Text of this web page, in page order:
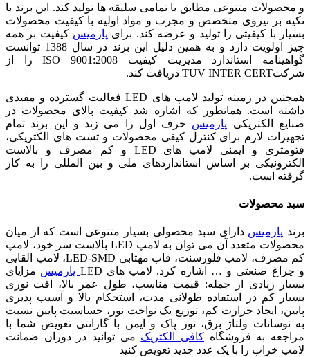
و محصولات متنوعی مطابق با تمامی سلیقه ها تولید کند. این برند با
تکیه بر نیروی متخصص و مجرب و مواد اولیه با کیفیت محصولات
بسیار با کیفیتی را تولید و عرضه کند. برای پارمیس کیفیت بر همه
چیز اولویت دارد و به همین دلیل این برند در سال 1388 توانست
گواهینامه استاندارد مدیریت کیفیت ISO 9001:2008 را از
شرکتTUV INTER CERT دریافت کند.
همچنین در زمینه تولید لامپ های LEDفعالیت گسترده و مفیدی
داشته است. همانطور که اشاره شد کیفیت بالای محصولات در
صنایع الکتریکی پارمیس حرف اول را می زند و این برند تمام
تجهیزات لازم برای کنترل کیفی محصولات و تست های الکتریکی،
فتومتری و ایمنی لامپ های LED و کم مصرف و بالاست
الکترونیکی بر اساس استانداردهای ملی و بین المللی را به کار
گرفته است.
سبد محصولات
برند پارمیس دارای سبد محصولی بسیار متنوعی است که از میان
محصولات متعدد آن می توان به لامپ LED بالاست سر خود، لامپ
کم مصرف، لامپ فلورسنت، قاب مهتابی LED-SMD، لامپ القایی
و چراغ صنعتی و … اشاره کرد. لامپ های LED پارمیس مزایای
بسیار زیادی از جمله: قیمت مناسب، طول عمر بالا، افت نوری
بسیار کم در استفاده طولانی مدت، استحکام بالا و آسیب پذیری
پایین، ایجاد حرارت کم، توزیع یک نواخت نور، حساسیت پایین نسبت
به نوسانات ولتاژ برق، نور پاک و ایمن با گارانتی تعویض شما با
مراجعه به فروشگاه کافی الکتریک می توانید در دوران ضمانت
لامپ خراب را با یک عدد جدید تعویض کنید